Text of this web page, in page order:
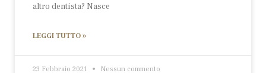
altro dentista? Nasce
LEGGI TUTTO »
23 Febbraio 2021 Nessun commento